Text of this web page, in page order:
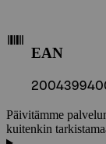
EAN
Päivitämme
kuitenkin